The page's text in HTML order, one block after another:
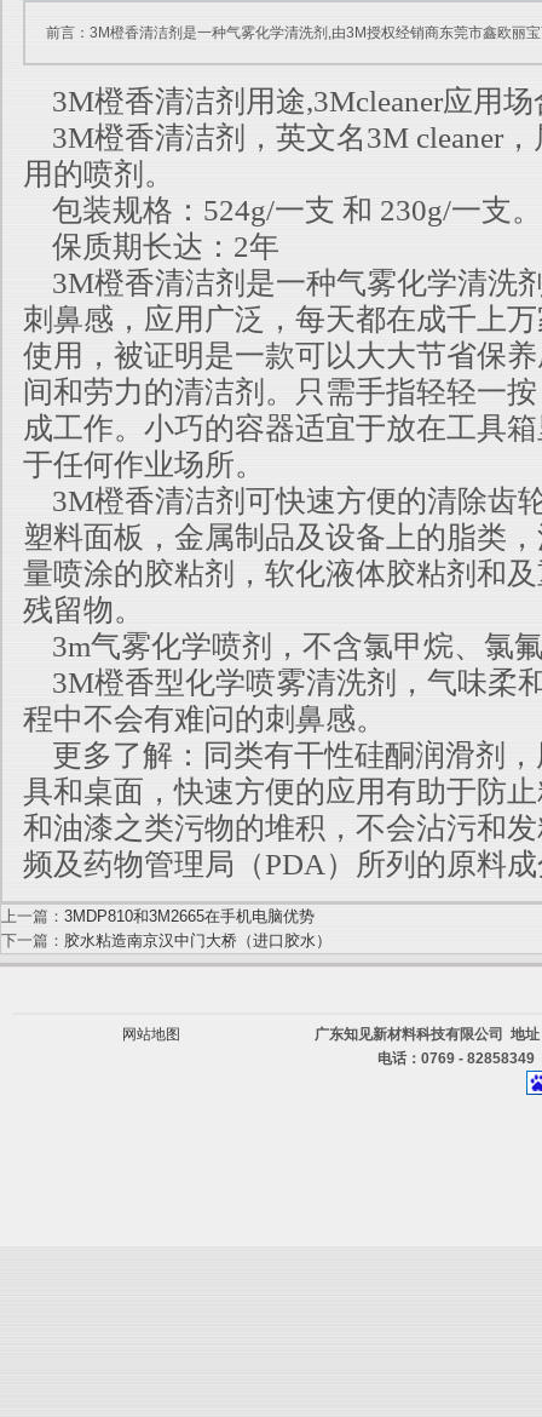
前言：3M橙香清洁剂是一种气雾化学清洗剂,由3M授权经销商东莞市鑫欧丽
3M橙香清洁剂用途,3Mcleaner应用场
3M橙香清洁剂，英文名3M cleaner
用的喷剂。
包装规格：524g/一支 和 230g/一支。
保质期长达：2年
3M橙香清洁剂是一种气雾化学清洗
刺鼻感，应用广泛，每天都在成千上
使用，被证明是一款可以大大节省保
间和劳力的清洁剂。只需手指轻轻一
成工作。小巧的容器适宜于放在工具
于任何作业场所。
3M橙香清洁剂可快速方便的清除齿
塑料面板，金属制品及设备上的脂类
量喷涂的胶粘剂，软化液体胶粘剂和
残留物。
3m气雾化学喷剂，不含氯甲烷、氯
3M橙香型化学喷雾清洗剂，气味柔
程中不会有难问的刺鼻感。
更多了解：同类有干性硅酮润滑剂
具和桌面，快速方便的应用有助于防
和油漆之类污物的堆积，不会沾污和
频及药物管理局（PDA）所列的原料
上一篇： 3MDP810和3M2665在手机电脑优势
下一篇： 胶水粘造南京汉中门大桥（进口胶水）
网站地图
广东知见新材料科技有限公司 地
电话：0769 -